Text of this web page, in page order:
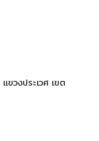
แขวงประเวศ เขต